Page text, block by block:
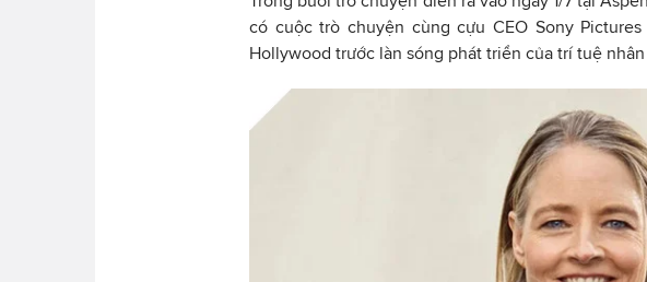
có cuộc trò chuyện cùng cựu CEO Sony
Hollywood trước làn sóng phát triển của trí tuệ nhân